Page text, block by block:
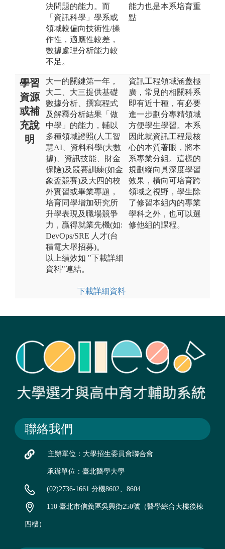
決問題的能力。而
「資訊科學」學系或
領域較偏向技術性/操
作性，適應性較差，
數據處理分析能力較
不足。
能力也是本系培育重
點
學習
資源
或補
充說
明
大一的關鍵第一年，
大二、大三提供基礎
數據分析、撰寫程式
及解釋分析結果「做
中學」的能力，輔以
多種領域證照(人工智
慧AI、資料科學(大數
據)、資訊技能、財金
保險)及競賽訓練(如金
象盃競賽)及大四的校
外實習或畢業專題，
培育同學增加研究所
升學表現及職場競爭
力，贏得就業先機(如:
DevOps/SRE 人才(台
積電大舉招募)。
以上績效如 "下載詳細
資料"連結。
下載詳細資料
資訊工程領域涵蓋極
廣，常見的相關科系
即有近十種，有必要
進一步劃分專精領域
方便學生學習。本系
因此就資訊工程最核
心的本質著眼，將本
系專業分組。這樣的
規劃縱向具深度學習
效果，橫向可培育跨
領域之視野，學生除
了修習本組內的專業
學科之外，也可以選
修他組的課程。
聯絡我們
主辦單位：大學招生委員會聯合會
承辦單位：臺北醫學大學
(02)2736-1661 分機8602、8604
110 臺北市信義區吳興街250號（醫學綜合大樓後棟
四樓）